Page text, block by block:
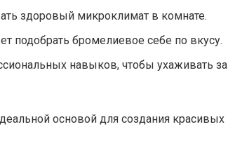
здоровый микроклимат в комнате.
подобрать бромелиевое себе по вкусу.
навыков, чтобы ухаживать за
основой для создания красивых